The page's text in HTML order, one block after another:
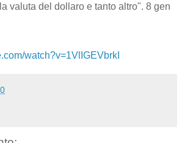
valuta del dollaro e tanto altro". 8 gen
watch?v=1VlIGEVbrkI